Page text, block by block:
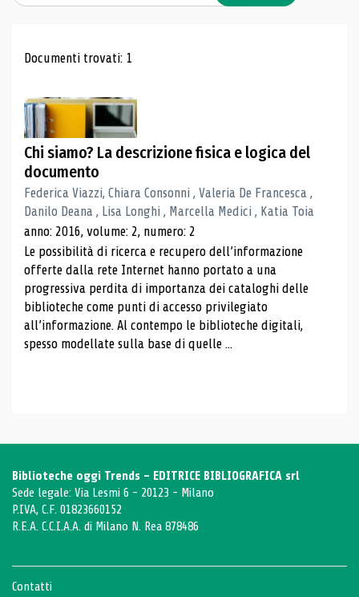
Risultati di ricerca
Documenti trovati: 1
Chi siamo? La descrizione fisica e logica del
documento
Federica Viazzi, Chiara Consonni , Valeria De Francesca ,
Danilo Deana , Lisa Longhi , Marcella Medici , Katia Toia
anno: 2016, volume: 2, numero: 2
Le possibilità di ricerca e recupero dell’informazione
offerte dalla rete Internet hanno portato a una
progressiva perdita di importanza dei cataloghi delle
biblioteche come punti di accesso privilegiato
all’informazione. Al contempo le biblioteche digitali,
spesso modellate sulla base di quelle ...
Biblioteche oggi Trends - EDITRICE BIBLIOGRAFICA srl
Sede legale: Via Lesmi 6 - 20123 - Milano
P.IVA, C.F. 01823660152
R.E.A. C.C.I.A.A. di Milano N. Rea 878486
Contatti